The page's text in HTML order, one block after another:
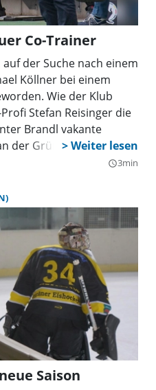
Co-Trainer
der Suche nach einem
Köllner bei einem
Wie der Klub
Stefan Reisinger die
Brandl vakante
der Grünwalder Straße.
als Spieler in der
Spielen (17 Tore) und
Zweiten Liga verfügt
als Aktiver.
query_builder3min
Saison